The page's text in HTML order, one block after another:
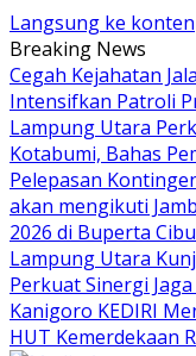
Langsung ke konten
Breaking News
Cegah Kejahatan
Intensifkan Patroli
Lampung Utara
Kotabumi, Bahas
Pelepasan
akan mengikuti
2026 di Buperta
Lampung Utara
Perkuat Sinergi
Kanigoro KEDIRI
HUT Kemerdekaan